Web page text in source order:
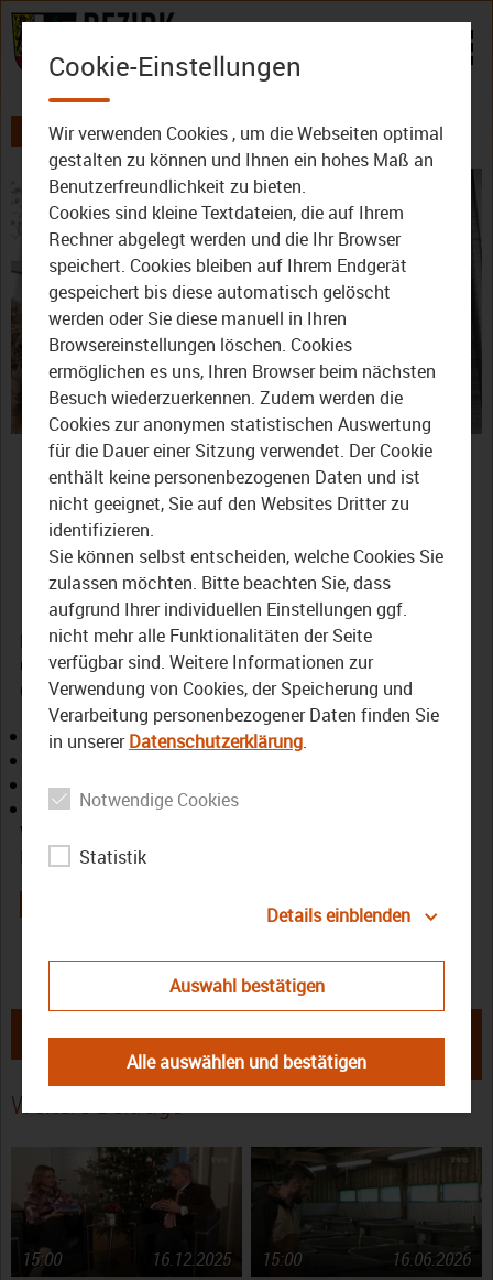
Zum Inhalt
AKTUELLES ALLE VIDEOS DER BEZIRK - DAS MAGAZIN
Video
Der Bezirk – Das Magazin:
Kreis-Erntedankfest in
Bayreuth
15. Oktober 2024
Die Themen der Sendung am Dienstag, Erstausstrahlung
um 18:30 Uhr im Kabel und 19:30 Uhr für Satellit
(FrankenPlus):
Tag der Gesundheit des Bezirks
Historische Schätzung aus dem Kleiderschrank
Verleihung von Ehrenmedaillen
Weitere Ausgaben der Sendereihe finden Sie in der
Mediathek.
Der Bezirk-Das Magazin Oberfranken Sendung
Weitere Beiträge
16.12.2025
15:00
16.06.2026
15:00
Cookie-Einstellungen
Wir verwenden Cookies , um die Webseiten optimal
gestalten zu können und Ihnen ein hohes Maß an
Benutzerfreundlichkeit zu bieten.
Cookies sind kleine Textdateien, die auf Ihrem
Rechner abgelegt werden und die Ihr Browser
speichert. Cookies bleiben auf Ihrem Endgerät
gespeichert bis diese automatisch gelöscht
werden oder Sie diese manuell in Ihren
Browsereinstellungen löschen. Cookies
ermöglichen es uns, Ihren Browser beim nächsten
Besuch wiederzuerkennen. Zudem werden die
Cookies zur anonymen statistischen Auswertung
für die Dauer einer Sitzung verwendet. Der Cookie
enthält keine personenbezogenen Daten und ist
nicht geeignet, Sie auf den Websites Dritter zu
identifizieren.
Sie können selbst entscheiden, welche Cookies Sie
zulassen möchten. Bitte beachten Sie, dass
aufgrund Ihrer individuellen Einstellungen ggf.
nicht mehr alle Funktionalitäten der Seite
verfügbar sind. Weitere Informationen zur
Verwendung von Cookies, der Speicherung und
Verarbeitung personenbezogener Daten finden Sie
in unsererDatenschutzerklärung.
Notwendige Cookies
Statistik
Details einblenden
Auswahl bestätigen
Alle auswählen und bestätigen